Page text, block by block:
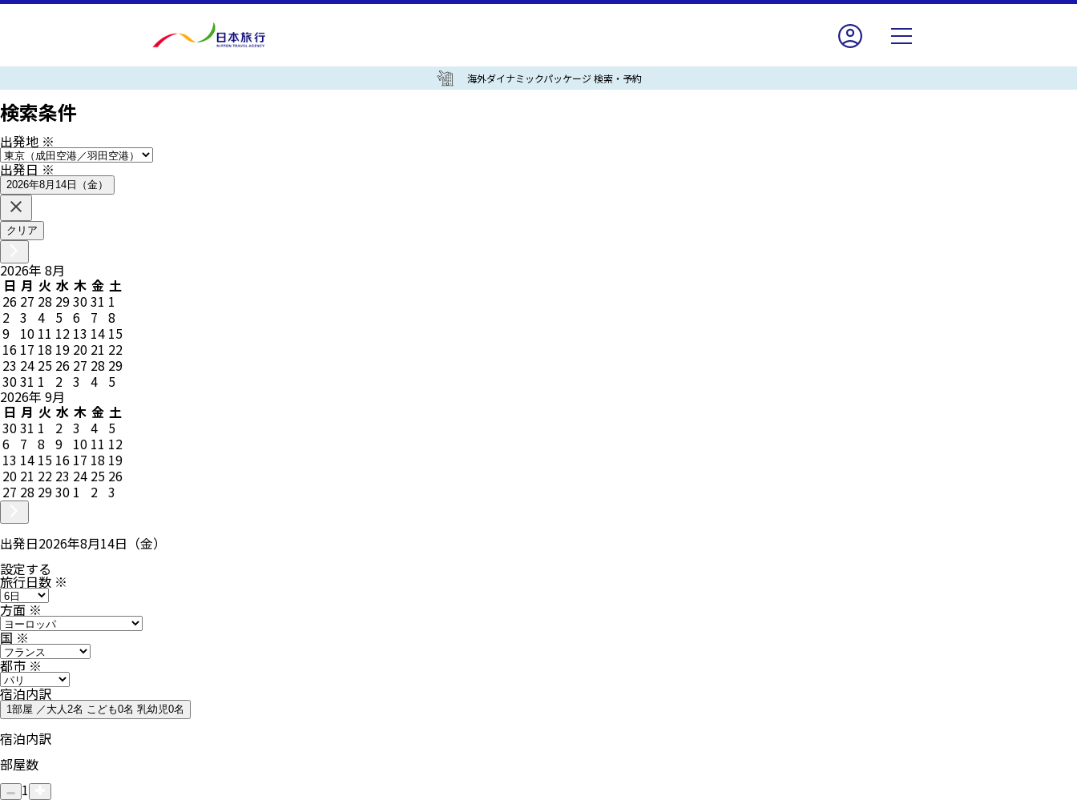
海外ダイナミックパッケージ 検索・予約
検索条件
出発地 ※
出発日※
2026年8月14日（金）
クリア
2026年 8月
日 月 火 水 木 金 土
26 27 28 293031 1
2 3 4 5 6 7 8
9 10 11 12 13 14 15
16 17 18 19 20 21 22
23 24 25 26 27 28 29
3031 1 2 3 4 5
2026年 9月
日 月 火 水 木 金 土
3031 1 2 3 4 5
6 7 8 9 10 11 12
13 14 15 16 17 18 19
20 21 22 23 24 25 26
27 28 2930 1 2 3
出発日2026年8月14日（金）
設定する
旅行日数 ※
方面※
国※
都市※
宿泊内訳
1部屋 ／大人2名 こども0名 乳幼児0名
宿泊内訳
部屋数
1